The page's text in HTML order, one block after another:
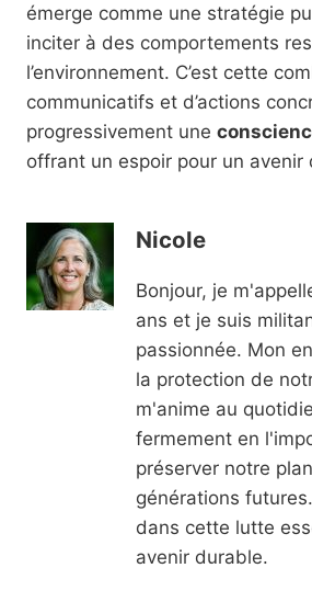
émerge comme une stratégie
inciter à des comportements
l’environnement. C’est cette
communicatifs et d’actions
progressivement une
offrant un espoir pour un avenir
Nicole
Bonjour, je
ans et je suis
passionnée. Mon
la protection de
m'anime au
fermement en
préserver notre
générations
dans cette lutte
avenir durable.